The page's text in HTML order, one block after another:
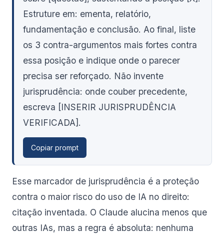
Estruture em: ementa, relatório,
fundamentação e conclusão. Ao final, liste
os 3 contra-argumentos mais fortes contra
essa posição e indique onde o parecer
precisa ser reforçado. Não invente
jurisprudência: onde couber precedente,
escreva [INSERIR JURISPRUDÊNCIA
VERIFICADA].
Copiar prompt
Esse marcador de jurisprudência é a proteção
contra o maior risco do uso de IA no direito:
citação inventada. O Claude alucina menos que
outras IAs, mas a regra é absoluta: nenhuma